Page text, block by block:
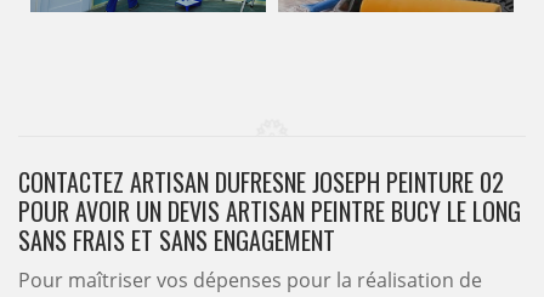
CONTACTEZ ARTISAN DUFRESNE JOSEPH PEINTURE 02
POUR AVOIR UN DEVIS ARTISAN PEINTRE BUCY LE LONG
SANS FRAIS ET SANS ENGAGEMENT
Pour maîtriser vos dépenses pour la réalisation de